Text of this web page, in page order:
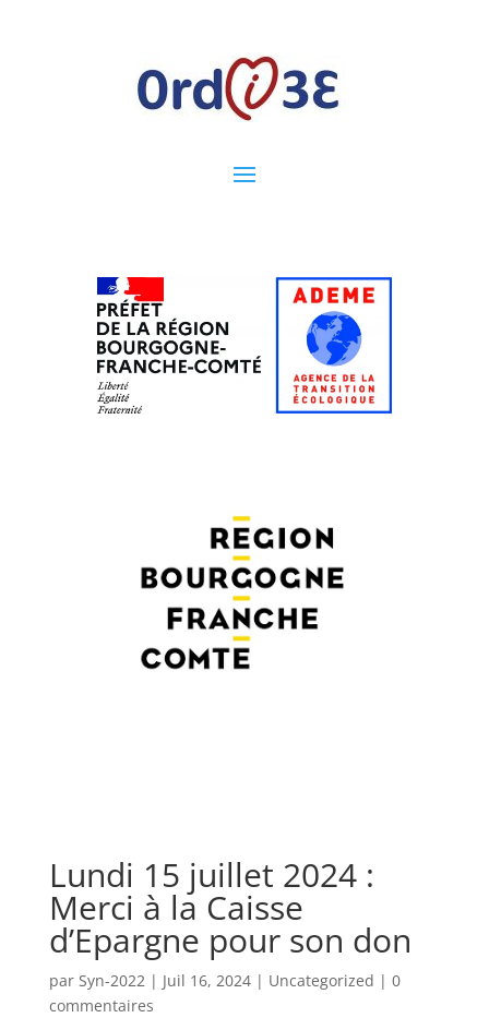
Lundi 15 juillet 2024 :
Merci à la Caisse
d’Epargne pour son don
par Syn-2022| Juil 16, 2024| Uncategorized | 0
commentaires